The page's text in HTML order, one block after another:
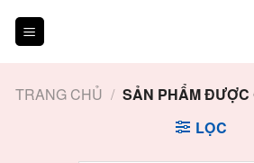
TRANG CHỦ / SẢN PHẨM ĐƯỢC
LỌC